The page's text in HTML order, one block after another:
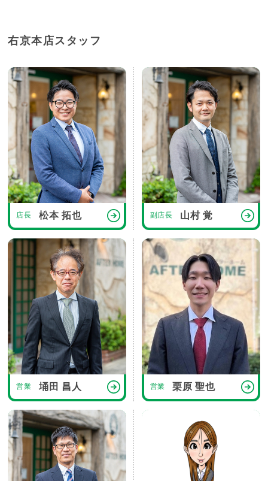
右京本店スタッフ
店長 松本 拓也 副店長 山村 覚
営業 埇田 昌人 営業 栗原 聖也